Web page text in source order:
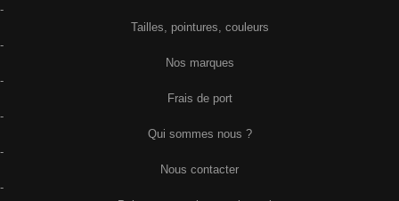
-
Tailles, pointures, couleurs
-
Nos marques
-
Frais de port
-
Qui sommes nous ?
-
Nous contacter
-